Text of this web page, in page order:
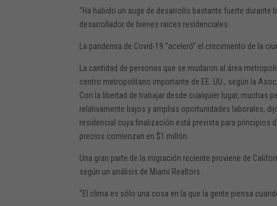
“Ha habido un auge de desarrollo bastante fuerte
desarrollador de bienes raíces residenciales.
La pandemia de Covid-19 “aceleró” el crecimiento de la
La cantidad de personas que se mudaron al área
centro metropolitano importante de EE. UU., según la
Con la libertad de trabajar desde cualquier lugar, muchas
relativamente bajos y amplias oportunidades laborales,
residencial cuya finalización está prevista para principios
precios comienzan en $1 millón.
Una gran parte de la migración reciente proviene de
según un análisis de Miami Realtors .
“El clima es sólo una cosa en la que la gente piensa